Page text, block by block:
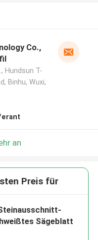
Co.,
Hundsun T-
Binhu, Wuxi,
an
Preis für
Sägeblatt